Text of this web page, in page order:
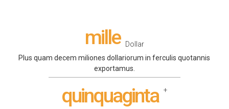
mille
Dollar
Plus quam decem miliones dollariorum in ferculis quotannis
exportamus.
quinquaginta +